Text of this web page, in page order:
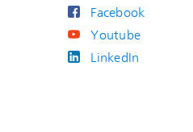
Facebook
Youtube
LinkedIn